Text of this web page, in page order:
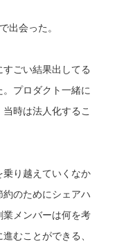
出会った。
すごい結果出してる
プロダクト一緒に
時は法人化するこ
り越えていくなか
のためにシェアハ
メンバーは何を考
むことができる、